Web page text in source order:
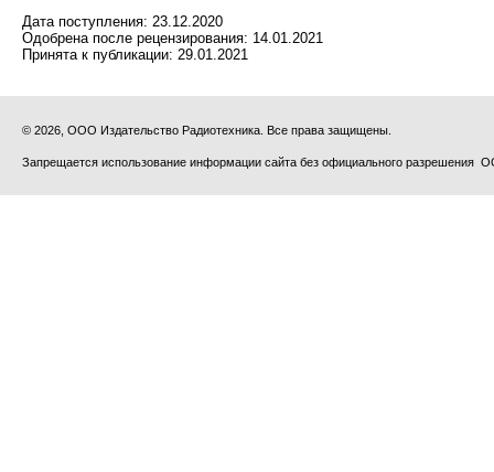
Дата поступления: 23.12.2020
Одобрена после рецензирования: 14.01.2021
Принята к публикации: 29.01.2021
© 2026, ООО Издательство Радиотехника. Все права защищены.
Запрещается использование информации сайта без официального разрешения